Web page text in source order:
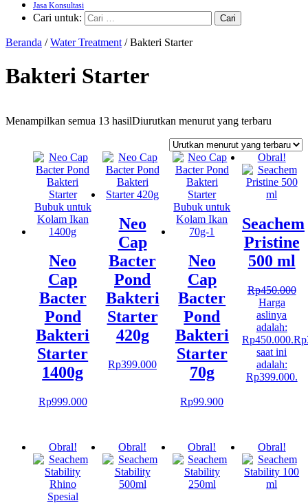
Jasa Konsultasi
Cari untuk:
Beranda /Water Treatment / Bakteri Starter
Bakteri Starter
Menampilkan semua 13 hasilDiurutkan menurut yang terbaru
Neo
Cap
Bacter
Pond
Bakteri
Starter
1400g
Rp999.000
Neo
Cap
Bacter
Pond
Bakteri
Starter
420g
Rp399.000
Neo
Cap
Bacter
Pond
Bakteri
Starter
70g
Rp99.900
Obral!
Seachem
Pristine
500 ml
Rp450.000
Harga
aslinya
adalah:
Rp450.000.Rp
saat ini
adalah:
Rp399.000.
Obral! Obral! Obral! Obral!